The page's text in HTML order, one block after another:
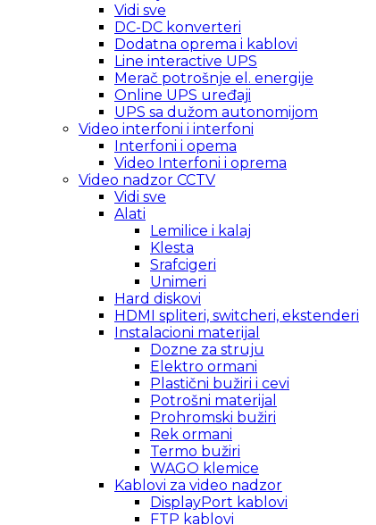
Vidi sve
DC-DC konverteri
Dodatna oprema i kablovi
Line interactive UPS
Merač potrošnje el. energije
Online UPS uređaji
UPS sa dužom autonomijom
Video interfoni i interfoni
Interfoni i opema
Video Interfoni i oprema
Video nadzor CCTV
Vidi sve
Alati
Lemilice i kalaj
Klesta
Srafcigeri
Unimeri
Hard diskovi
HDMI spliteri, switcheri, ekstenderi
Instalacioni materijal
Dozne za struju
Elektro ormani
Plastični bužiri i cevi
Potrošni materijal
Prohromski bužiri
Rek ormani
Termo bužiri
WAGO klemice
Kablovi za video nadzor
DisplayPort kablovi
FTP kablovi